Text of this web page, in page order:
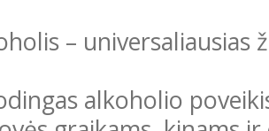
– universaliausias
alkoholio